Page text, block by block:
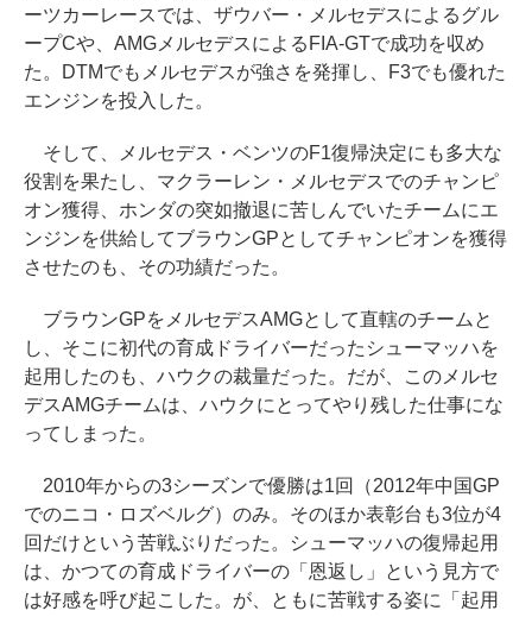
ーツカーレースでは、ザウバー・メルセデスによるグル
ープCや、AMGメルセデスによるFIA-GTで成功を収め
た。DTMでもメルセデスが強さを発揮し、F3でも優れた
エンジンを投入した。
そして、メルセデス・ベンツのF1復帰決定にも多大な
役割を果たし、マクラーレン・メルセデスでのチャンピ
オン獲得、ホンダの突如撤退に苦しんでいたチームにエ
ンジンを供給してブラウンGPとしてチャンピオンを獲得
させたのも、その功績だった。
ブラウンGPをメルセデスAMGとして直轄のチームと
し、そこに初代の育成ドライバーだったシューマッハを
起用したのも、ハウクの裁量だった。だが、このメルセ
デスAMGチームは、ハウクにとってやり残した仕事にな
ってしまった。
2010年からの3シーズンで優勝は1回（2012年中国GP
でのニコ・ロズベルグ）のみ。そのほか表彰台も3位が4
回だけという苦戦ぶりだった。シューマッハの復帰起用
は、かつての育成ドライバーの「恩返し」という見方で
は好感を呼び起こした。が、ともに苦戦する姿に「起用